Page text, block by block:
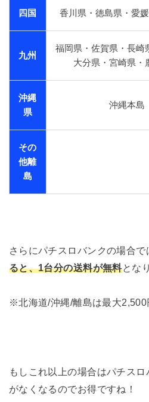
四国 香川県・徳島県・愛
九州
福岡県・佐賀県・長崎
大分県・宮崎県・
沖縄
県
沖縄本島
その
他離
島
さらにパチスロバンクの場合で
ると、1台分の送料が無料とな
※北海道/沖縄/離島は最大2,500
もしこれ以上の場合はパチス
がなくなるのでお得ですね！